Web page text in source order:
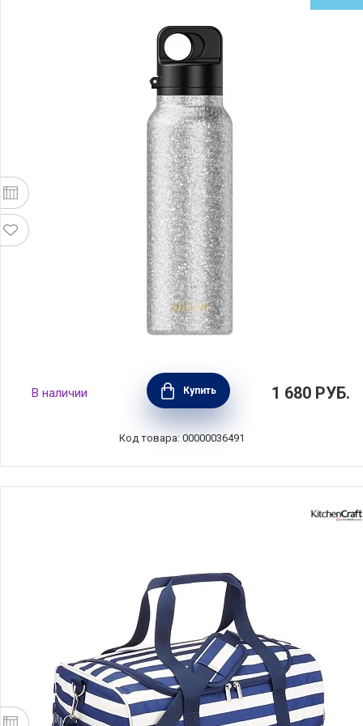
Термобутылка объем 630 мл, цвет
серебристый, нержавеющая сталь, Diller,
D9577-630_silver
В наличии Купить 1 680 РУБ.
Код товара: 00000036491